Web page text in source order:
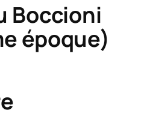
Boccioni
époque)